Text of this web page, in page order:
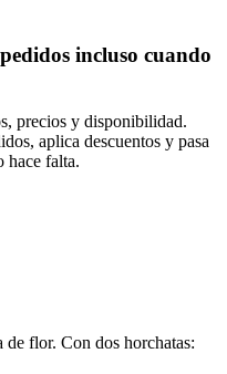
incluso cuando
precios y disponibilidad.
aplica descuentos y pasa
hace falta.
de flor. Con dos horchatas: